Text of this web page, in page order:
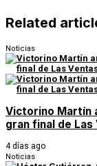
Related
Noticias
Victorino Martín
gran final de Las
4 días ago
Noticias